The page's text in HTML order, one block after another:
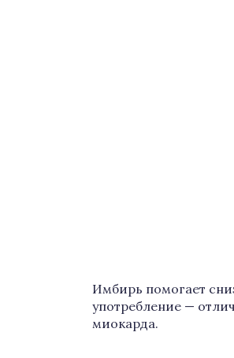
Имбирь помогает
употребление —
миокарда.